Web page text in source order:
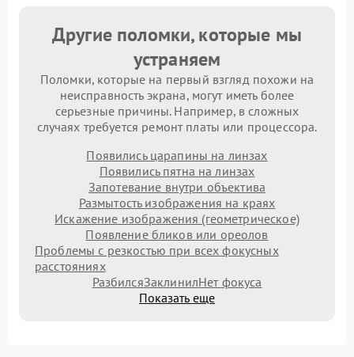
Другие поломки, которые мы
устраняем
Поломки, которые на первый взгляд похожи на
неисправность экрана, могут иметь более
серьезные причины. Например, в сложных
случаях требуется ремонт платы или процессора.
Появились царапины на линзах
Появились пятна на линзах
Запотевание внутри объектива
Размытость изображения на краях
Искажение изображения (геометрическое)
Появление бликов или ореолов
Проблемы с резкостью при всех фокусных
расстояниях
РазбилсяЗаклинилНет фокуса
Показать еще